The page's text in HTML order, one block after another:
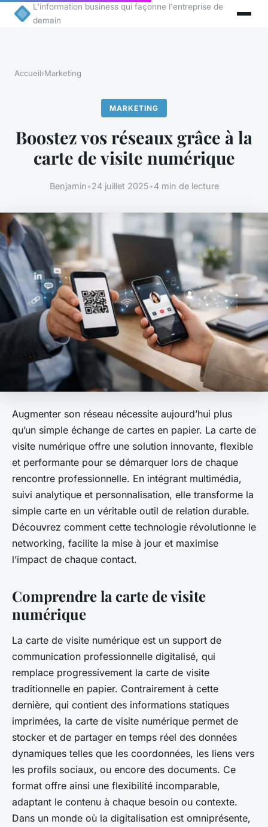
L'information business qui façonne l'entreprise de
demain
Accueil›Marketing
MARKETING
Boostez vos réseaux grâce à la
carte de visite numérique
Benjamin•24 juillet 2025•4 min de lecture
Augmenter son réseau nécessite aujourd’hui plus
qu’un simple échange de cartes en papier. La carte de
visite numérique offre une solution innovante, flexible
et performante pour se démarquer lors de chaque
rencontre professionnelle. En intégrant multimédia,
suivi analytique et personnalisation, elle transforme la
simple carte en un véritable outil de relation durable.
Découvrez comment cette technologie révolutionne le
networking, facilite la mise à jour et maximise
l’impact de chaque contact.
Comprendre la carte de visite
numérique
La carte de visite numérique est un support de
communication professionnelle digitalisé, qui
remplace progressivement la carte de visite
traditionnelle en papier. Contrairement à cette
dernière, qui contient des informations statiques
imprimées, la carte de visite numérique permet de
stocker et de partager en temps réel des données
dynamiques telles que les coordonnées, les liens vers
les profils sociaux, ou encore des documents. Ce
format offre ainsi une flexibilité incomparable,
adaptant le contenu à chaque besoin ou contexte.
Dans un monde où la digitalisation est omniprésente,